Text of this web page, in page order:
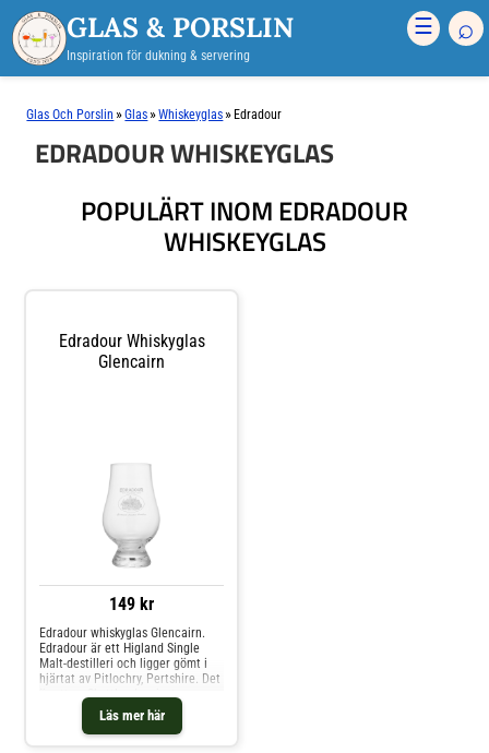
GLAS & PORSLIN
Inspiration för dukning & servering
☰ ⌕
Glas Och Porslin »Glas »Whiskeyglas » Edradour
EDRADOUR WHISKEYGLAS
POPULÄRT INOM EDRADOUR
WHISKEYGLAS
Edradour Whiskyglas
Glencairn
149 kr
Läs mer här
Edradour whiskyglas Glencairn.
Edradour är ett Higland Single
Malt-destilleri och ligger gömt i
hjärtat av Pitlochry, Pertshire. Det
destillerier och grundades
1825. Detta whiskyglas är av
typen Glencairn med Edradours